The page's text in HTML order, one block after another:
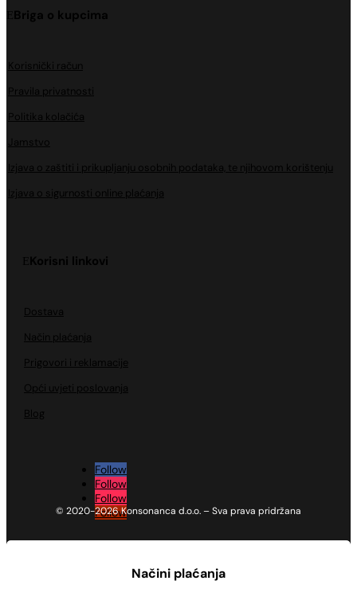
Briga o kupcima
Korisnički račun
Pravila privatnosti
Politika kolačića
Jamstvo
Izjava o zaštiti i prikupljanju osobnih podataka, te njihovom korištenju
Izjava o sigurnosti online plaćanja
Korisni linkovi
Dostava
Način plaćanja
Prigovori i reklamacije
Opći uvjeti poslovanja
Blog
Follow
Follow
Follow
Follow
© 2020-2026 Konsonanca d.o.o. – Sva prava pridržana
Načini plaćanja